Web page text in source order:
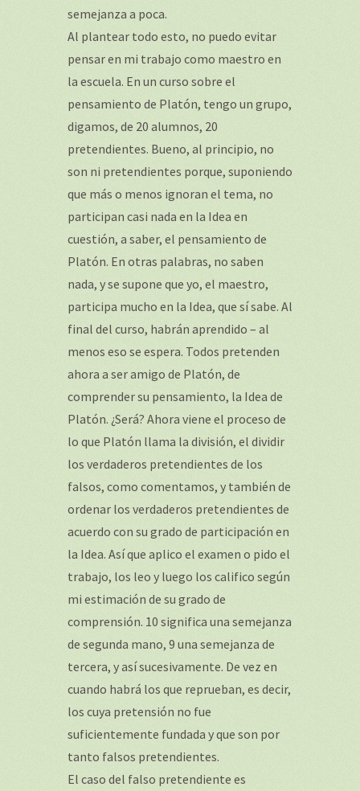
semejanza a poca.
Al plantear todo esto, no puedo evitar
pensar en mi trabajo como maestro en
la escuela. En un curso sobre el
pensamiento de Platón, tengo un grupo,
digamos, de 20 alumnos, 20
pretendientes. Bueno, al principio, no
son ni pretendientes porque, suponiendo
que más o menos ignoran el tema, no
participan casi nada en la Idea en
cuestión, a saber, el pensamiento de
Platón. En otras palabras, no saben
nada, y se supone que yo, el maestro,
participa mucho en la Idea, que sí sabe. Al
final del curso, habrán aprendido – al
menos eso se espera. Todos pretenden
ahora a ser amigo de Platón, de
comprender su pensamiento, la Idea de
Platón. ¿Será? Ahora viene el proceso de
lo que Platón llama la división, el dividir
los verdaderos pretendientes de los
falsos, como comentamos, y también de
ordenar los verdaderos pretendientes de
acuerdo con su grado de participación en
la Idea. Así que aplico el examen o pido el
trabajo, los leo y luego los califico según
mi estimación de su grado de
comprensión. 10 significa una semejanza
de segunda mano, 9 una semejanza de
tercera, y así sucesivamente. De vez en
cuando habrá los que reprueban, es decir,
los cuya pretensión no fue
suficientemente fundada y que son por
tanto falsos pretendientes.
El caso del falso pretendiente es